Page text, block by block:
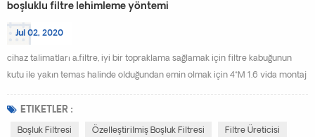
boşluklu filtre lehimleme yöntemi
Jul 02, 2020
cihaz talimatları a.filtre, iyi bir topraklama sağlamak için filtre kabuğunun
kutu ile yakın temas halinde olduğundan emin olmak için 4*M 1.6 vida montaj
kaynaklayın. kaynak süresi çok uzun olmamalı ve filtrenin sıcaklığı 180°C'yi
geçmemelidir. aksi halde, filtrenin iç kaynağı hasar görecek ve filtre
ETIKETLER :
Boşluk Filtresi Özelleştirilmiş Boşluk Filtresi Filtre Üreticisi